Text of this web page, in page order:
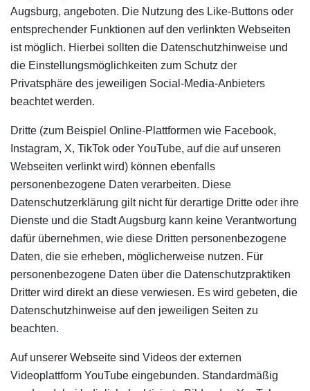
Augsburg, angeboten. Die Nutzung des Like-Buttons oder
entsprechender Funktionen auf den verlinkten Webseiten
ist möglich. Hierbei sollten die Datenschutzhinweise und
die Einstellungsmöglichkeiten zum Schutz der
Privatsphäre des jeweiligen Social-Media-Anbieters
beachtet werden.
Dritte (zum Beispiel Online-Plattformen wie Facebook,
Instagram, X, TikTok oder YouTube, auf die auf unseren
Webseiten verlinkt wird) können ebenfalls
personenbezogene Daten verarbeiten. Diese
Datenschutzerklärung gilt nicht für derartige Dritte oder ihre
Dienste und die Stadt Augsburg kann keine Verantwortung
dafür übernehmen, wie diese Dritten personenbezogene
Daten, die sie erheben, möglicherweise nutzen. Für
personenbezogene Daten über die Datenschutzpraktiken
Dritter wird direkt an diese verwiesen. Es wird gebeten, die
Datenschutzhinweise auf den jeweiligen Seiten zu
beachten.
Auf unserer Webseite sind Videos der externen
Videoplattform YouTube eingebunden. Standardmäßig